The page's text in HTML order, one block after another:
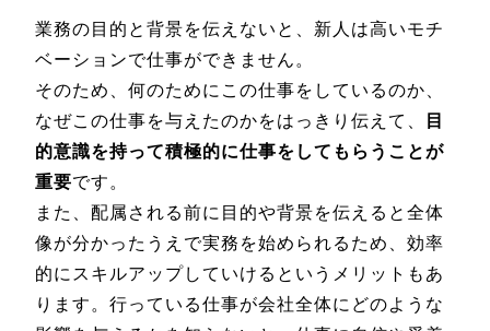
業務の目的と背景を伝えないと、新人は高いモチ
ベーションで仕事ができません。
そのため、何のためにこの仕事をしているのか、
なぜこの仕事を与えたのかをはっきり伝えて、
目
的意識を持って積極的に仕事をしてもらうことが
重要です。
また、配属される前に目的や背景を伝えると全体
像が分かったうえで実務を始められるため、効率
的にスキルアップしていけるというメリットもあ
ります。行っている仕事が会社全体にどのような